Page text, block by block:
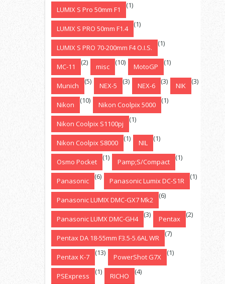
LUMIX S Pro 50mm F1 (1)
LUMIX S PRO 50mm F1.4 (1)
LUMIX S PRO 70-200mm F4 O.I.S. (1)
MC-11 (2) misc (10) MotoGP (1)
Munich (5) NEX-5 (3) NEX-6 (3) NIK (3)
Nikon (10) Nikon Coolpix 5000 (1)
Nikon Coolpix S1100pj (1)
Nikon Coolpix S8000 (1) NIL (1)
Osmo Pocket (1) Pamp;S/Compact (1)
Panasonic (6) Panasonic Lumix DC-S1R (1)
Panasonic LUMIX DMC-GX7 Mk2 (6)
Panasonic LUMX DMC-GH4 (3) Pentax (2)
Pentax DA 18-55mm F3.5-5.6AL WR (7)
Pentax K-7 (13) PowerShot G7X (1)
PSExpress (1) RICHO (4)